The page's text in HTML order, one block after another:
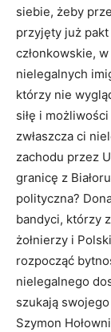
siebie, żeby
przyjęty już
członkowskie,
nielegalnych
którzy nie
siłę i
zwłaszcza ci
zachodu przez
granicę z
polityczna?
bandyci, którzy
żołnierzy i
rozpocząć
nielegalnego
szukają
Szymon